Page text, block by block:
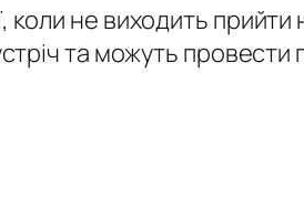
коли не виходить прийти
та можуть провести